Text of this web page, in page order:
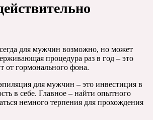
для мужчин возможно, но может
процедура раз в год – это
от гормонального фона.
для мужчин – это инвестиция в
в себе. Главное – найти опытного
немного терпения для прохождения